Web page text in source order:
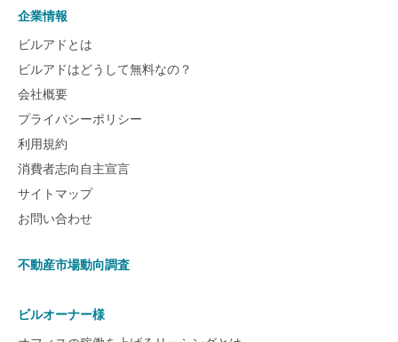
企業情報
ビルアドとは
ビルアドはどうして無料なの？
会社概要
プライバシーポリシー
利用規約
消費者志向自主宣言
サイトマップ
お問い合わせ
不動産市場動向調査
ビルオーナー様